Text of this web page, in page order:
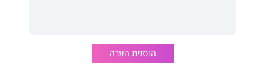
הוספת הערה